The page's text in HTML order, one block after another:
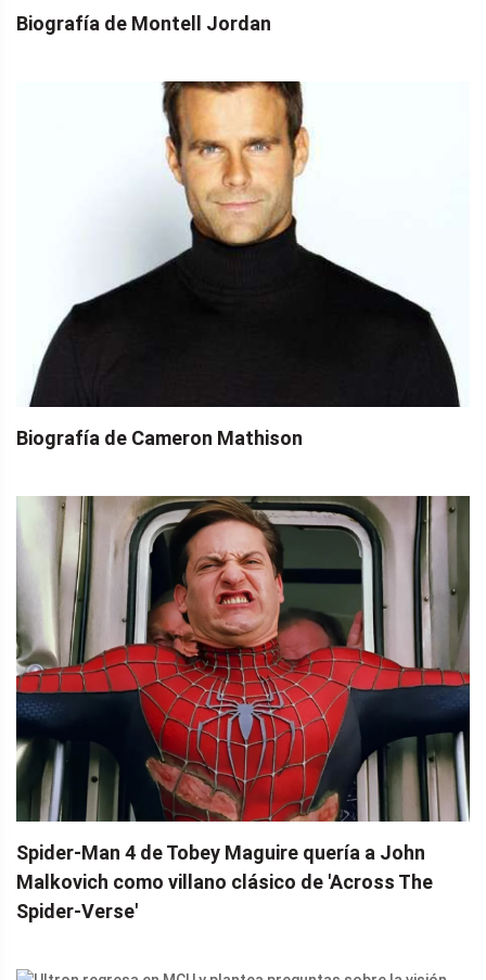
Biografía de Montell Jordan
Biografía de Cameron Mathison
Spider-Man 4 de Tobey Maguire quería a John
Malkovich como villano clásico de 'Across The
Spider-Verse'